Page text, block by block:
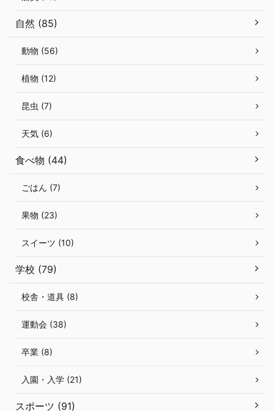
自然 (85)
動物 (56)
植物 (12)
昆虫 (7)
天気 (6)
食べ物 (44)
ごはん (7)
果物 (23)
スイーツ (10)
学校 (79)
校舎・道具 (8)
運動会 (38)
卒業 (8)
入園・入学 (21)
スポーツ (91)